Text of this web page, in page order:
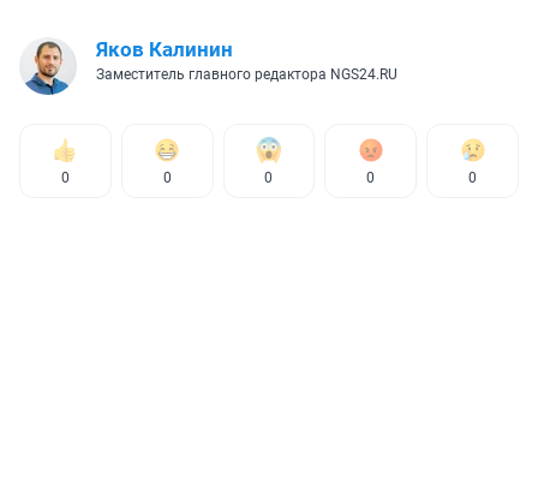
Яков Калинин
Заместитель главного редактора NGS24.RU
0 0 0 0 0